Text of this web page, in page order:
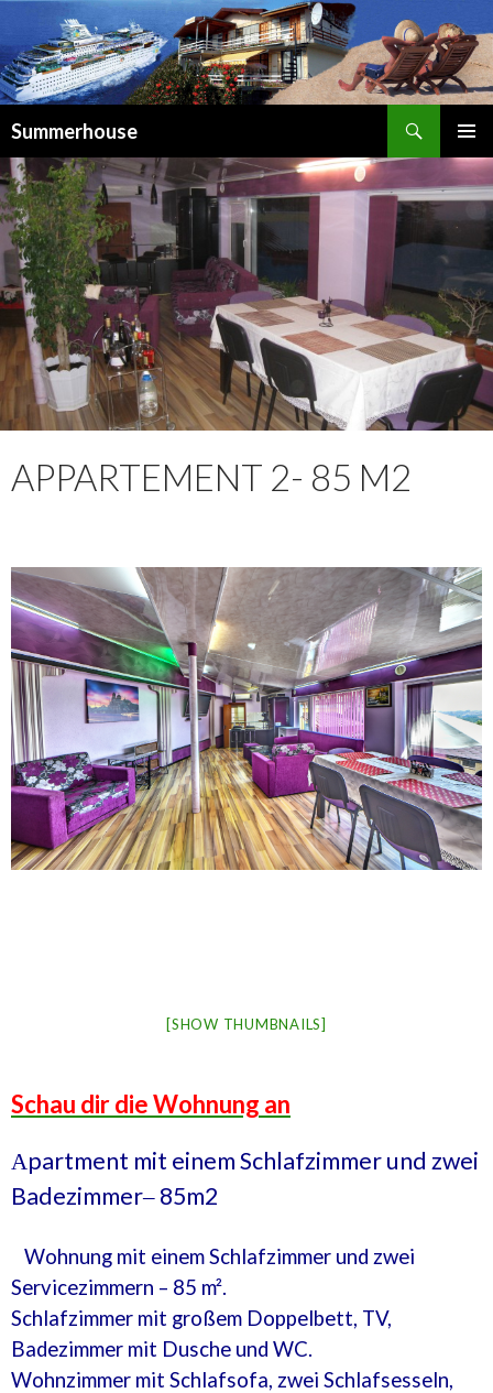
Summerhouse
ZUM
INHALT
APPARTEMENT 2- 85 M2
[SHOW THUMBNAILS]
Schau dir die Wohnung an
Аpartment mit einem Schlafzimmer und zwei
Badezimmer– 85m2
Wohnung mit einem Schlafzimmer und zwei
Servicezimmern – 85 m².
Schlafzimmer mit großem Doppelbett, TV,
Badezimmer mit Dusche und WC.
Wohnzimmer mit Schlafsofa, zwei Schlafsesseln,